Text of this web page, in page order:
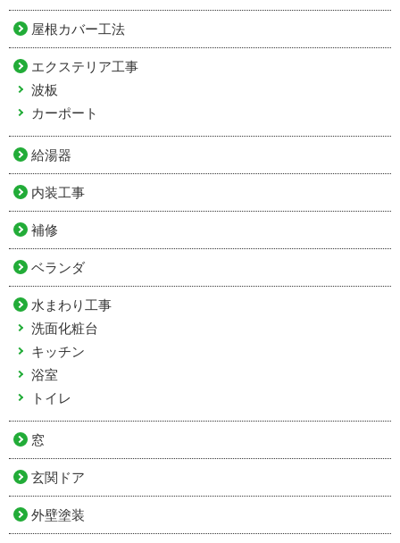
屋根カバー工法
エクステリア工事
波板
カーポート
給湯器
内装工事
補修
ベランダ
水まわり工事
洗面化粧台
キッチン
浴室
トイレ
窓
玄関ドア
外壁塗装